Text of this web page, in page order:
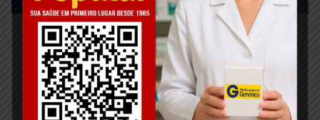
Vejam os números da eleição
presidencial, 1º turno, em Além Paraíba
e algumas cidades da região
outubro 4, 2022